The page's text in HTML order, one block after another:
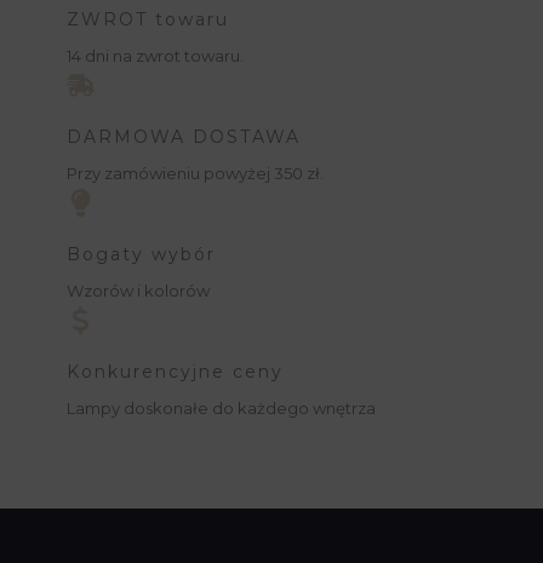
ZWROT towaru
14 dni na zwrot towaru.
DARMOWA DOSTAWA
Przy zamówieniu powyżej 350 zł.
Bogaty wybór
Wzorów i kolorów
Konkurencyjne ceny
Lampy doskonałe do każdego wnętrza